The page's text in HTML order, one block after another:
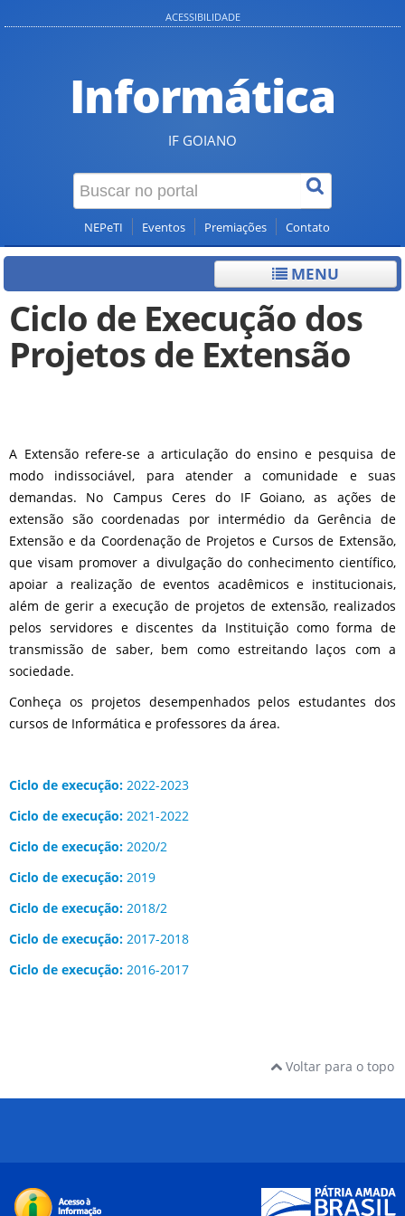
ACESSIBILIDADE
Informática
IF GOIANO
NEPeTI Eventos Premiações Contato
MENU
Ciclo de Execução dos
Projetos de Extensão
A Extensão refere-se a articulação do ensino e pesquisa de
modo indissociável, para atender a comunidade e suas
demandas. No Campus Ceres do IF Goiano, as ações de
extensão são coordenadas por intermédio da Gerência de
Extensão e da Coordenação de Projetos e Cursos de Extensão,
que visam promover a divulgação do conhecimento científico,
apoiar a realização de eventos acadêmicos e institucionais,
além de gerir a execução de projetos de extensão, realizados
pelos servidores e discentes da Instituição como forma de
transmissão de saber, bem como estreitando laços com a
sociedade.
Conheça os projetos desempenhados pelos estudantes dos
cursos de Informática e professores da área.
Ciclo de execução: 2022-2023
Ciclo de execução: 2021-2022
Ciclo de execução: 2020/2
Ciclo de execução: 2019
Ciclo de execução: 2018/2
Ciclo de execução: 2017-2018
Ciclo de execução: 2016-2017
Voltar para o topo